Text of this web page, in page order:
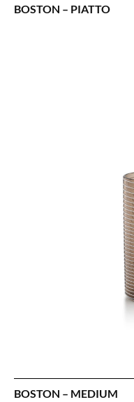
BOSTON – PIATTO
BOSTON – MEDIUM